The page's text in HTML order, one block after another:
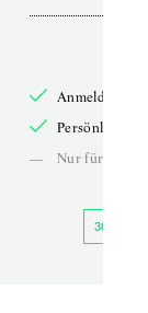
Anmelden
Persönliche
—
Nur für
30 TAGE